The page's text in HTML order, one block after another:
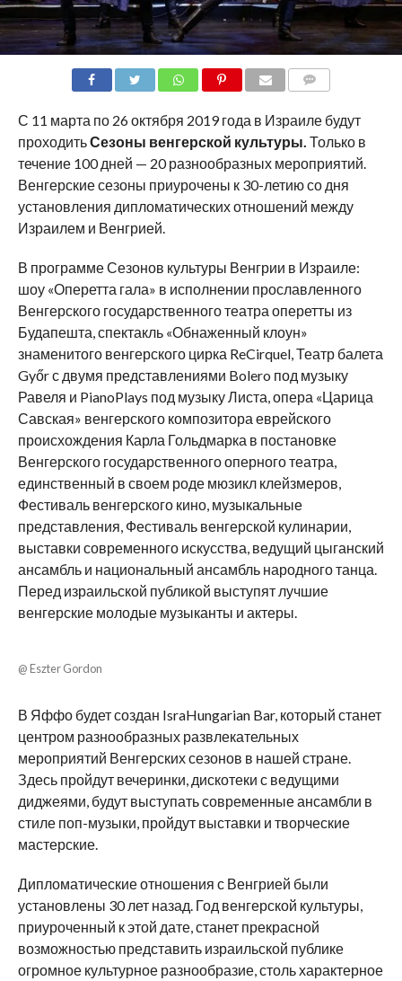
С 11 марта по 26 октября 2019 года в Израиле будут
проходитьСезоны венгерской культуры. Только в
течение 100 дней — 20 разнообразных мероприятий.
Венгерские сезоны приурочены к 30-летию со дня
установления дипломатических отношений между
Израилем и Венгрией.
В программе Сезонов культуры Венгрии в Израиле:
шоу «Оперетта гала» в исполнении прославленного
Венгерского государственного театра оперетты из
Будапешта, спектакль «Обнаженный клоун»
знаменитого венгерского цирка ReCirquel, Театр балета
Győr с двумя представлениями Bolero под музыку
Равеля и PianoPlays под музыку Листа, опера «Царица
Савская» венгерского композитора еврейского
происхождения Карла Гольдмарка в постановке
Венгерского государственного оперного театра,
единственный в своем роде мюзикл клейзмеров,
Фестиваль венгерского кино, музыкальные
представления, Фестиваль венгерской кулинарии,
выставки современного искусства, ведущий цыганский
ансамбль и национальный ансамбль народного танца.
Перед израильской публикой выступят лучшие
венгерские молодые музыканты и актеры.
@ Eszter Gordon
В Яффо будет создан IsraHungarian Bar, который станет
центром разнообразных развлекательных
мероприятий Венгерских сезонов в нашей стране.
Здесь пройдут вечеринки, дискотеки с ведущими
диджеями, будут выступать современные ансамбли в
стиле поп-музыки, пройдут выставки и творческие
мастерские.
Дипломатические отношения с Венгрией были
установлены 30 лет назад. Год венгерской культуры,
приуроченный к этой дате, станет прекрасной
возможностью представить израильской публике
огромное культурное разнообразие, столь характерное